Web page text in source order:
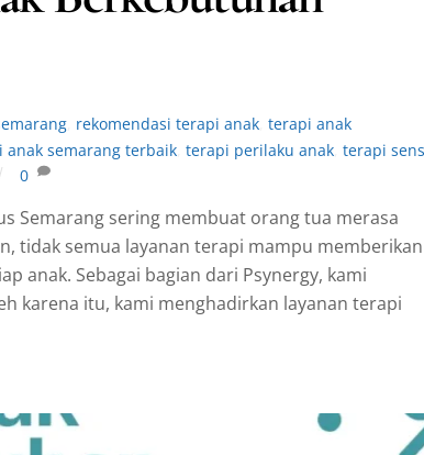
rekomendasi terapi anak ,terapi anak
anak semarang terbaik terapi perilaku anak terapi
0
Semarang sering membuat orang tua merasa
tidak semua layanan terapi mampu memberikan
anak. Sebagai bagian dari Psynergy, kami
karena itu, kami menghadirkan layanan terapi